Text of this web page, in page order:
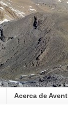
Acerca de